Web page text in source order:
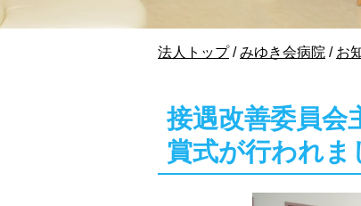
現
位
置：
法人トップ/みゆき会病院 / お
接遇改善委員会
賞式が行われま